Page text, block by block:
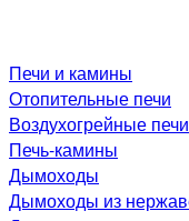
Печи и камины
Отопительные печи
Воздухогрейные печи
Печь-камины
Дымоходы
Дымоходы из